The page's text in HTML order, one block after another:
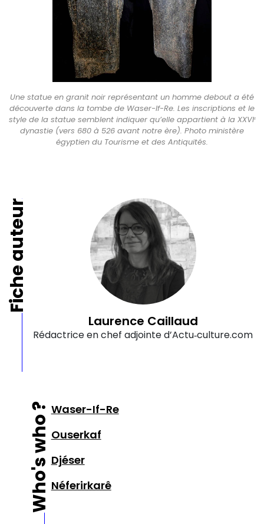
Une statue en granit noir représentant un homme debout a été
découverte dans la tombe de Waser-If-Re. Les inscriptions et le
style de la statue semblent indiquer qu’elle appartient à la XXVIᵉ
dynastie (vers 680 à 526 avant notre ère). Photo ministère
égyptien du Tourisme et des Antiquités.
Fiche auteur
Laurence Caillaud
Rédactrice en chef adjointe d’Actu‑culture.com
Who's who ?Waser-If-Re
Ouserkaf
Djéser
Néferirkarê